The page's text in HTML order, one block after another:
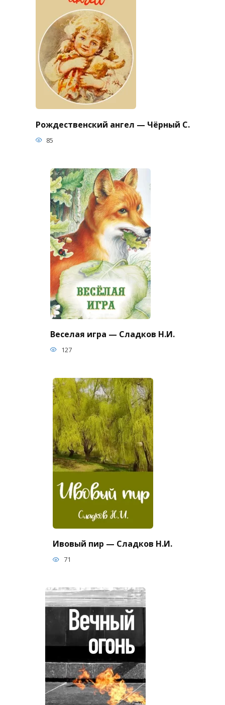
Рождественский ангел — Чёрный С.
85
Веселая игра — Сладков Н.И.
127
Ивовый пир — Сладков Н.И.
71